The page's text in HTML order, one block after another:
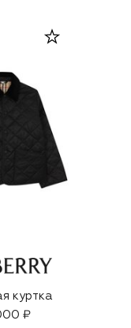
куртка
₽